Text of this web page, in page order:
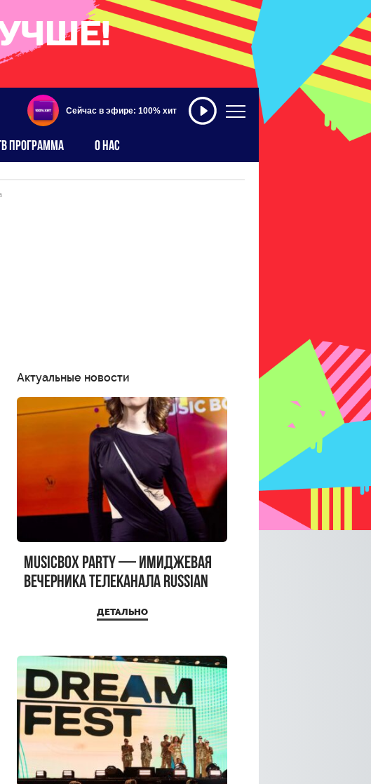
Сейчас в эфире: 100% хит
ПРОГРАММА О НАС
Актуальные новости
MUSICBOX PARTY — имиджевая
вечерника телеканала RUSSIAN
ДЕТАЛЬНО